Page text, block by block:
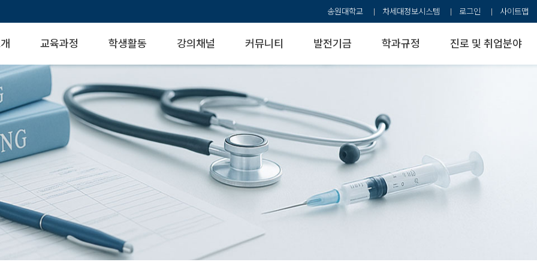
송원대학교 차세대정보시스템 로그인 사이트맵
교육과정 학생활동 강의채널 커뮤니티 발전기금 학과규정 진로 및 취업분야